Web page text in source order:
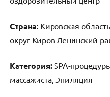
Страна: Кировская
округ Киров Ленинский
Категория: SPA-
массажиста, Эпиляция